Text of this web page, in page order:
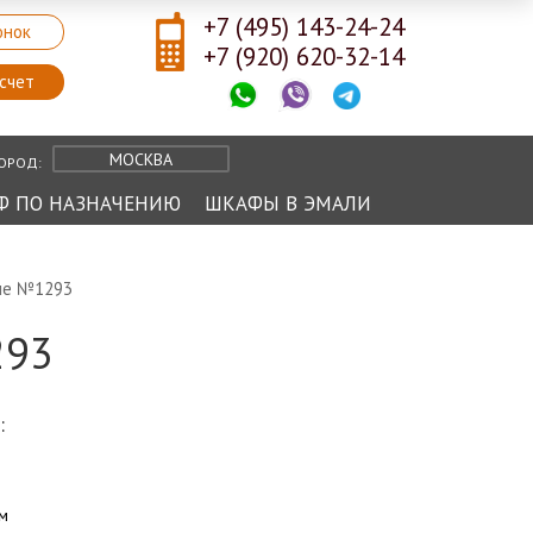
+7 (495) 143-24-24
+7 (920) 620-32-14
МОСКВА
ПО НАЗНАЧЕНИЮ ШКАФЫ В ЭМАЛИ
№1293